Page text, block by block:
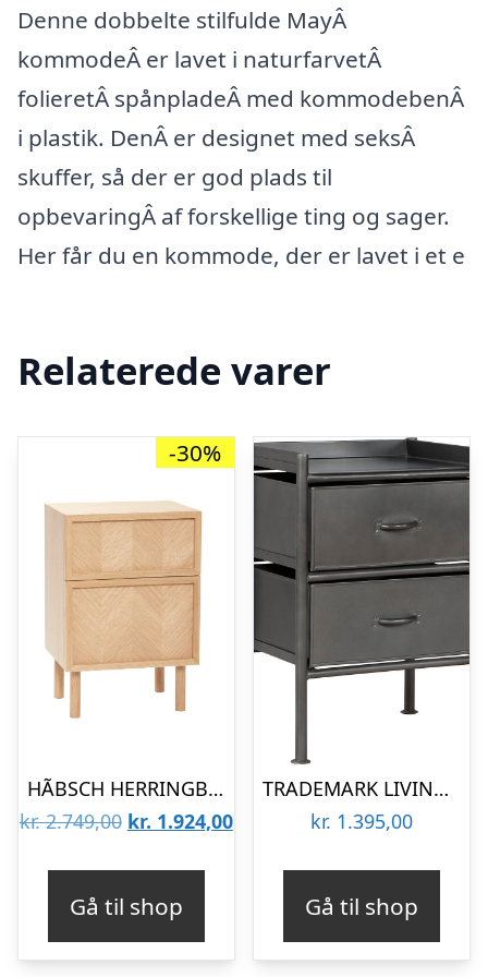
Denne dobbelte stilfulde MayÂ
kommodeÂ er lavet i naturfarvetÂ
folieretÂ spånpladeÂ med kommodebenÂ
i plastik. DenÂ er designet med seksÂ
skuffer, så der er god plads til
opbevaringÂ af forskellige ting og sager.
Her får du en kommode, der er lavet i et e
Relaterede varer
-30%
HÃBSCH HERRINGBONE KOMMODE M/SKUFFER NATUR – 60
kr.2.749,00 Den
kr. 2.749,00.
kr. 1.924,00Den
kr. 1.924,00.
Gå til shop
TRADEMARK LIVING SAGA KOMMODE M/9 SKUFFER SORT – 62
kr. 1.395,00
Gå til shop